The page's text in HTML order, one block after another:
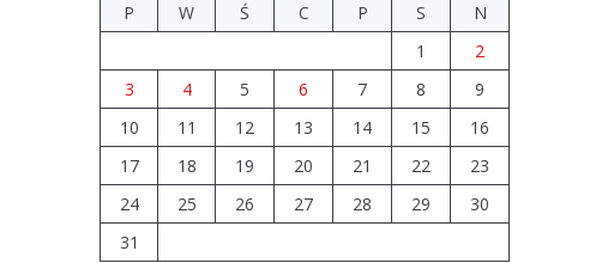
Upały groźne dla
zwierząt. Weterynaria
apeluje
04.08.2026
Wiata Wielkopolska.
Dotacje nawet do 300
P
W Ś C P S
N
1
2
3
4 5 6 7 8
9
10
11 12 13 14 15
16
17
18 19 20 21 22
23
24
25 26 27 28 29
30
31